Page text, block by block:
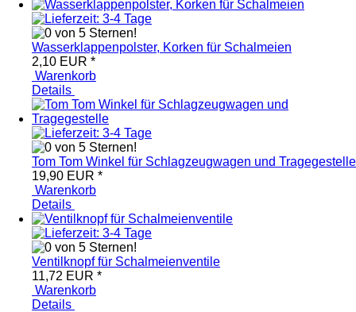
Wasserklappenpolster, Korken für Schalmeien
2,10 EUR *
Warenkorb
Details
Tom Tom Winkel für Schlagzeugwagen und Tragegestelle
19,90 EUR *
Warenkorb
Details
Ventilknopf für Schalmeienventile
11,72 EUR *
Warenkorb
Details